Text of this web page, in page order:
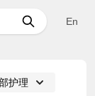
En
护理